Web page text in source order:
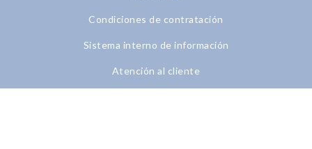
Condiciones de contratación
Sistema interno de información
Atención al cliente